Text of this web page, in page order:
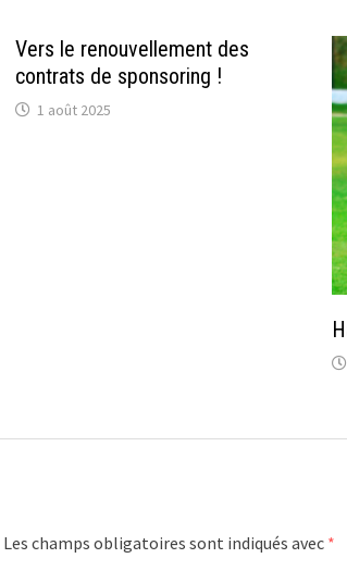
Vers le renouvellement des
contrats de sponsoring !
1 août 2025
Les champs obligatoires sont indiqués avec *